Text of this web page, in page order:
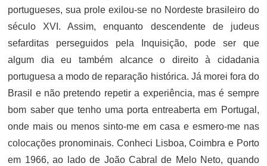
portugueses, sua prole exilou-se no Nordeste brasileiro do
século XVI. Assim, enquanto descendente de judeus
sefarditas perseguidos pela Inquisição, pode ser que
algum dia eu também alcance o direito à cidadania
portuguesa a modo de reparação histórica. Já morei fora do
Brasil e não pretendo repetir a experiência, mas é sempre
bom saber que tenho uma porta entreaberta em Portugal,
onde mais ou menos sinto-me em casa e esmero-me nas
colocações pronominais. Conheci Lisboa, Coimbra e Porto
em 1966, ao lado de João Cabral de Melo Neto, quando